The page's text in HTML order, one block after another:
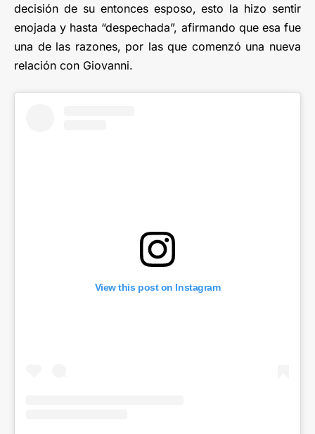
decisión de su entonces esposo, esto la hizo sentir
enojada y hasta “despechada”, afirmando que esa fue
una de las razones, por las que comenzó una nueva
relación con Giovanni.
View this post on Instagram